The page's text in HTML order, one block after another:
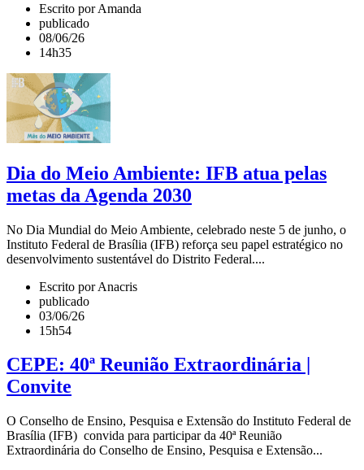
Escrito por Amanda
publicado
08/06/26
14h35
Dia do Meio Ambiente: IFB atua pelas
metas da Agenda 2030
No Dia Mundial do Meio Ambiente, celebrado neste 5 de junho, o
Instituto Federal de Brasília (IFB) reforça seu papel estratégico no
desenvolvimento sustentável do Distrito Federal....
Escrito por Anacris
publicado
03/06/26
15h54
CEPE: 40ª Reunião Extraordinária |
Convite
O Conselho de Ensino, Pesquisa e Extensão do Instituto Federal de
Brasília (IFB) convida para participar da 40ª Reunião
Extraordinária do Conselho de Ensino, Pesquisa e Extensão...